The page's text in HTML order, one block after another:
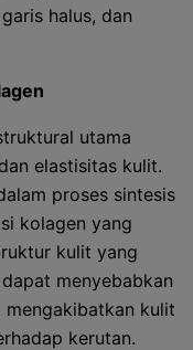
halus, dan
utama
elastisitas kulit.
proses sintesis
kolagen yang
kulit yang
menyebabkan
mengakibatkan kulit
kerutan.